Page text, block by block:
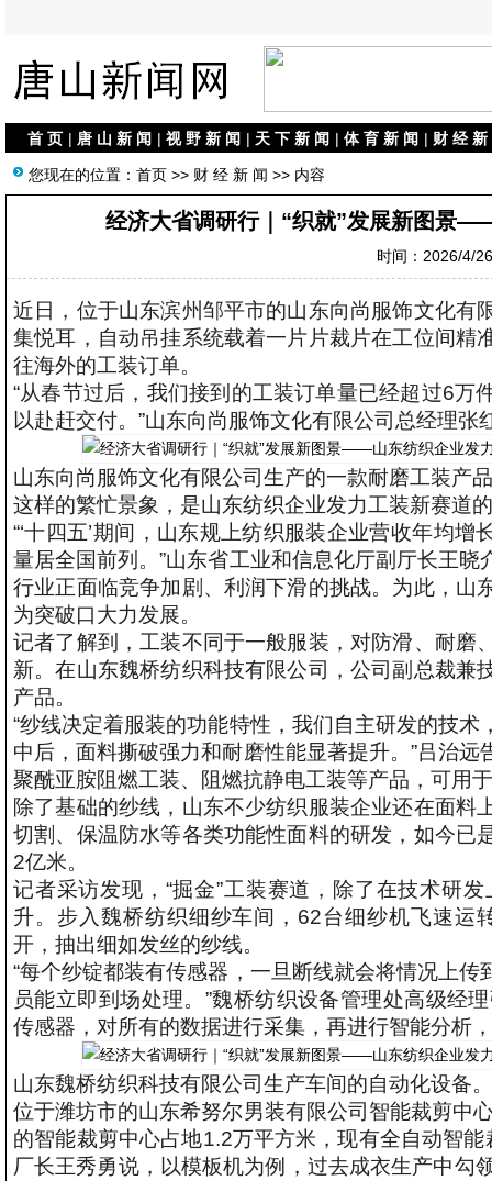
首 页 | 唐 山 新 闻 | 视 野 新 闻 | 天 下 新 闻 | 体 育 新 闻 | 财 经 新
您现在的位置： 首页 >> 财 经 新 闻 >> 内容
经济大省调研行｜“织就”发展新图景
时间：2026/4/
近日，位于山东滨州邹平市的山东向尚服饰文化有
集悦耳，自动吊挂系统载着一片片裁片在工位间精
往海外的工装订单。
“从春节过后，我们接到的工装订单量已经超过6
以赴赶交付。”山东向尚服饰文化有限公司总经理
山东向尚服饰文化有限公司生产的一款耐磨工装产
这样的繁忙景象，是山东纺织企业发力工装新赛道
“‘十四五’期间，山东规上纺织服装企业营收年均
量居全国前列。”山东省工业和信息化厅副厅长王
行业正面临竞争加剧、利润下滑的挑战。为此，山
为突破口大力发展。
记者了解到，工装不同于一般服装，对防滑、耐磨
新。在山东魏桥纺织科技有限公司，公司副总裁兼
产品。
“纱线决定着服装的功能特性，我们自主研发的技
中后，面料撕破强力和耐磨性能显著提升。”吕治
聚酰亚胺阻燃工装、阻燃抗静电工装等产品，可用
除了基础的纱线，山东不少纺织服装企业还在面
切割、保温防水等各类功能性面料的研发，如今已
2亿米。
记者采访发现，“掘金”工装赛道，除了在技术研
升。步入魏桥纺织细纱车间，62台细纱机飞速运
开，抽出细如发丝的纱线。
“每个纱锭都装有传感器，一旦断线就会将情况上
员能立即到场处理。”魏桥纺织设备管理处高级经
传感器，对所有的数据进行采集，再进行智能分析
山东魏桥纺织科技有限公司生产车间的自动化设备
位于潍坊市的山东希努尔男装有限公司智能裁剪中
的智能裁剪中心占地1.2万平方米，现有全自动智
厂长王秀勇说，以模板机为例，过去成衣生产中勾